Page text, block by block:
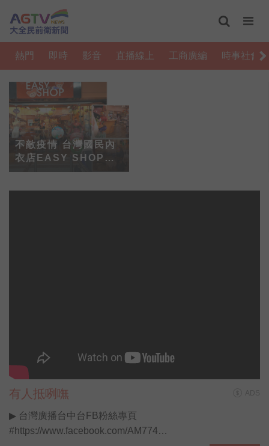
熱門 即時 影音 直播線上 工商廣編 時事社會
不敵疫情 台灣國民內
衣店EASY SHOP一
口氣關20店
有人抵咧嘸
▶ 台灣廣播台中台FB粉絲專頁
#https://www.facebook.com/AM774